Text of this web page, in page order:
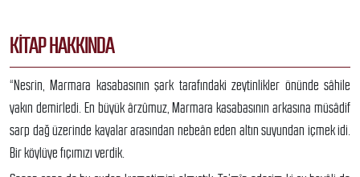
KITAP HAKKINDA
“Nesrin, Marmara kasabasının şark tarafındaki zeytinlikler önünde sâhile
yakın demirledi. En büyük ârzûmuz, Marmara kasabasının arkasına müsâdif
sarp dağ üzerinde kayalar arasından nebeân eden altın suyundan içmek idi.
Bir köylüye fıçımızı verdik.